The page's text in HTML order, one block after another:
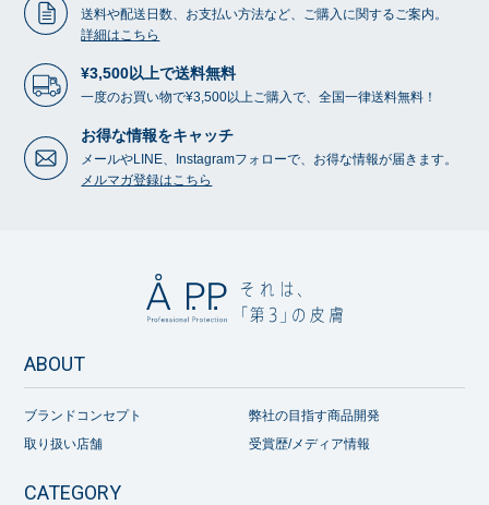
送料や配送日数、お支払い方法など、ご購入に関するご案内。
詳細はこちら
¥3,500以上で送料無料
一度のお買い物で¥3,500以上ご購入で、全国一律送料無料！
お得な情報をキャッチ
メールやLINE、Instagramフォローで、お得な情報が届きます。
メルマガ登録はこちら
ABOUT
ブランドコンセプト
弊社の目指す商品開発
取り扱い店舗
受賞歴/メディア情報
CATEGORY